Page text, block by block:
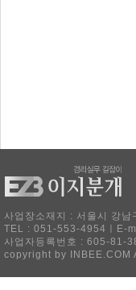
사업장소재지 : 서울시 강
TEL : 051-553-4954ㅣE-
사업자등록번호 : 605-81-
copyright by INBEE.COM